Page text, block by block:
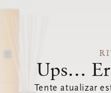
Ups…
Tente atualizar